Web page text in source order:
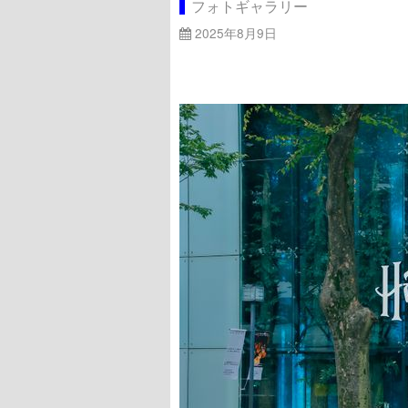
フォトギャラリー
2025年8月9日